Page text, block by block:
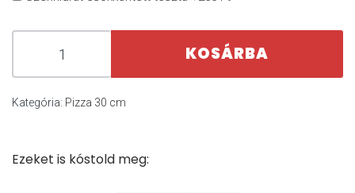
KOSÁRBA
Kategória: Pizza 30 cm
Ezeket is kóstold meg: